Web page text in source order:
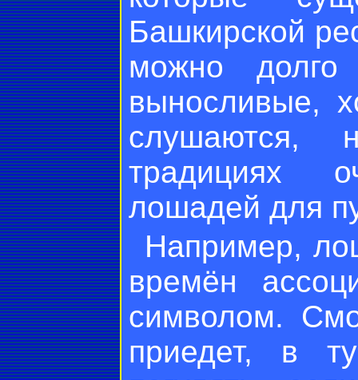
Башкирской
можно долго
выносливые,
традициях
лошадей для
Например,
времён
символом.
приедет, в